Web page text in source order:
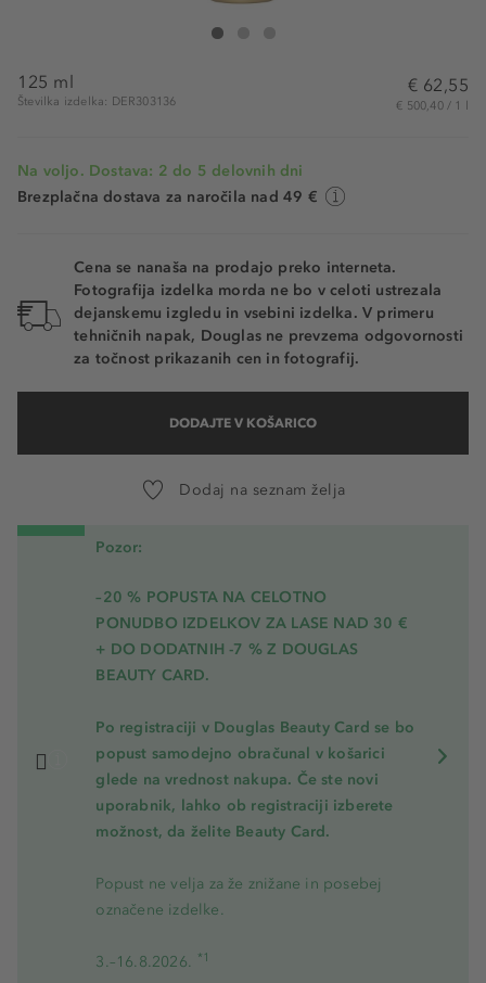
Dr. Susanne von Schmiedeberg Cell Revitalizer
125 ml
Številka izdelka: DER303136
€ 62,55
€ 500,40 / 1 l
Na voljo. Dostava: 2 do 5 delovnih dni
Brezplačna dostava za naročila nad 49 €
Cena se nanaša na prodajo preko interneta.
Fotografija izdelka morda ne bo v celoti ustrezala
dejanskemu izgledu in vsebini izdelka. V primeru
tehničnih napak, Douglas ne prevzema odgovornosti
za točnost prikazanih cen in fotografij.
DODAJTE V KOŠARICO
Dodaj na seznam želja
Pozor:
–20 % POPUSTA NA CELOTNO
PONUDBO IZDELKOV ZA LASE NAD 30 €
+ DO DODATNIH -7 % Z DOUGLAS
BEAUTY CARD.
Po registraciji v Douglas Beauty Card se bo
popust samodejno obračunal v košarici
glede na vrednost nakupa. Če ste novi
uporabnik, lahko ob registraciji izberete
možnost, da želite Beauty Card.
Popust ne velja za že znižane in posebej
označene izdelke.
3.–16.8.2026. *1